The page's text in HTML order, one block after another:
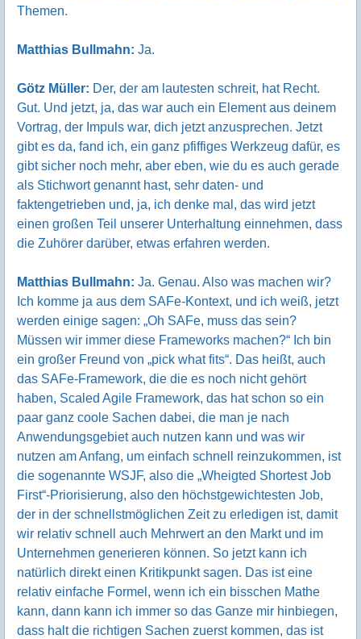
Themen.
Matthias Bullmahn: Ja.
Götz Müller: Der, der am lautesten schreit, hat Recht.
Gut. Und jetzt, ja, das war auch ein Element aus deinem
Vortrag, der Impuls war, dich jetzt anzusprechen. Jetzt
gibt es da, fand ich, ein ganz pfiffiges Werkzeug dafür, es
gibt sicher noch mehr, aber eben, wie du es auch gerade
als Stichwort genannt hast, sehr daten- und
faktengetrieben und, ja, ich denke mal, das wird jetzt
einen großen Teil unserer Unterhaltung einnehmen, dass
die Zuhörer darüber, etwas erfahren werden.
Matthias Bullmahn: Ja. Genau. Also was machen wir?
Ich komme ja aus dem SAFe-Kontext, und ich weiß, jetzt
werden einige sagen: „Oh SAFe, muss das sein?
Müssen wir immer diese Frameworks machen?“ Ich bin
ein großer Freund von „pick what fits“. Das heißt, auch
das SAFe-Framework, die die es noch nicht gehört
haben, Scaled Agile Framework, das hat schon so ein
paar ganz coole Sachen dabei, die man je nach
Anwendungsgebiet auch nutzen kann und was wir
nutzen am Anfang, um einfach schnell reinzukommen, ist
die sogenannte WSJF, also die „Wheigted Shortest Job
First“-Priorisierung, also den höchstgewichtesten Job,
der in der schnellstmöglichen Zeit zu erledigen ist, damit
wir relativ schnell auch Mehrwert an den Markt und im
Unternehmen generieren können. So jetzt kann ich
natürlich direkt einen Kritikpunkt sagen. Das ist eine
relativ einfache Formel, wenn ich ein bisschen Mathe
kann, dann kann ich immer so das Ganze mir hinbiegen,
dass halt die richtigen Sachen zuerst kommen, das ist